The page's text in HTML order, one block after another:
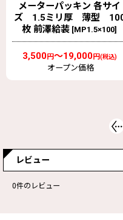
QPBCB-1605-40Q 前澤給
装【在庫有】 5mm保温材
ポリブテン管 16A×30m ブ
ルー 給水用 プッシュマス
ー互換可 [QPBCB-1605-40Q
レビュー
0件のレビュー